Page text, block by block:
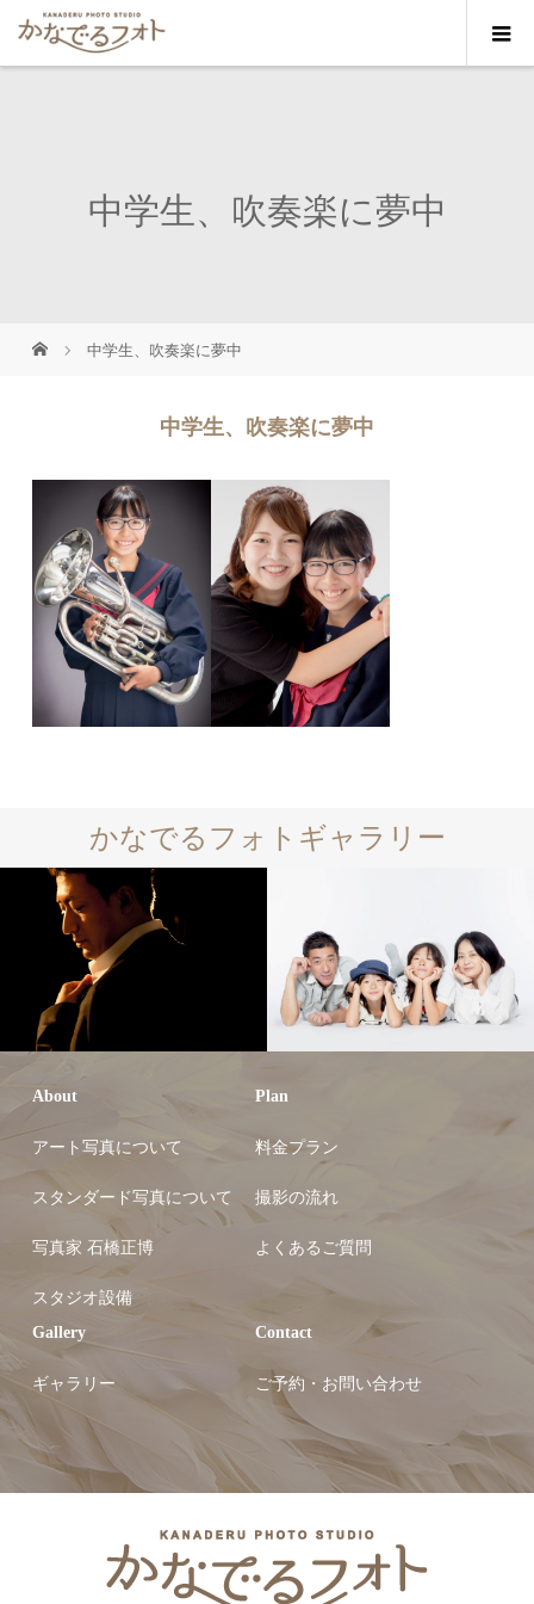
中学生、吹奏楽に夢中
中学生、吹奏楽に夢中
中学生、吹奏楽に夢中
かなでるフォトギャラリー
About
アート写真について
スタンダード写真について
写真家 石橋正博
スタジオ設備
Plan
料金プラン
撮影の流れ
よくあるご質問
Gallery
ギャラリー
Contact
ご予約・お問い合わせ